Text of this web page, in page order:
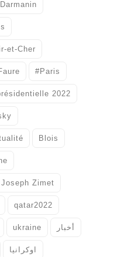
et-Cher
#Paris
2022
Blois
Joseph Zimet
qatar2022
ukraine أخبار
اوكرانيا